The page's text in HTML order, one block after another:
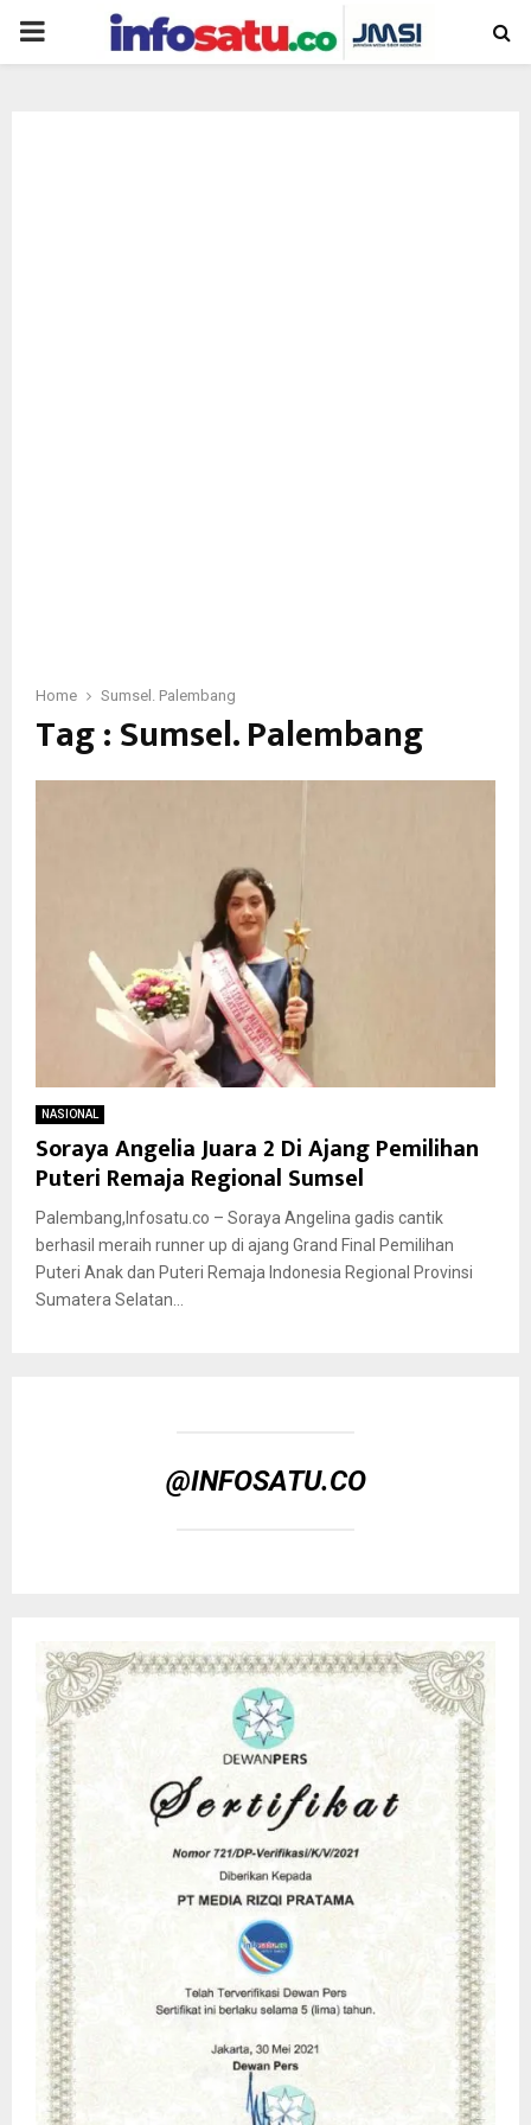
PRIMARY
Home Sumsel. Palembang
Tag : Sumsel. Palembang
NASIONAL
Soraya Angelia Juara 2 Di Ajang Pemilihan
Puteri Remaja Regional Sumsel
Palembang,Infosatu.co – Soraya Angelina gadis cantik
berhasil meraih runner up di ajang Grand Final Pemilihan
Puteri Anak dan Puteri Remaja Indonesia Regional Provinsi
Sumatera Selatan...
@INFOSATU.CO